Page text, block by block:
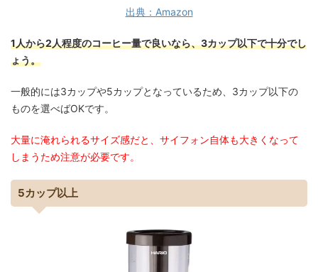
出典：Amazon
1人から2人程度のコーヒー量で良いなら、3カップ以下で十分でし
ょう。
一般的には3カップや5カップとなっているため、3カップ以下の
ものを選べばOKです。
大量に淹れられるサイズ感だと、サイフォン自体も大きくなって
しまうため注意が必要です。
5カップ以上